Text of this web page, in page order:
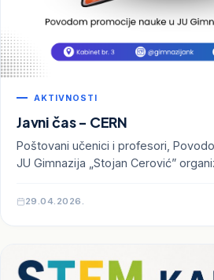
AKTIVNOSTI
Javni čas - CERN
Poštovani učenici i profesori,
JU Gimnazija „Stojan Cerović”
29.04.2026.